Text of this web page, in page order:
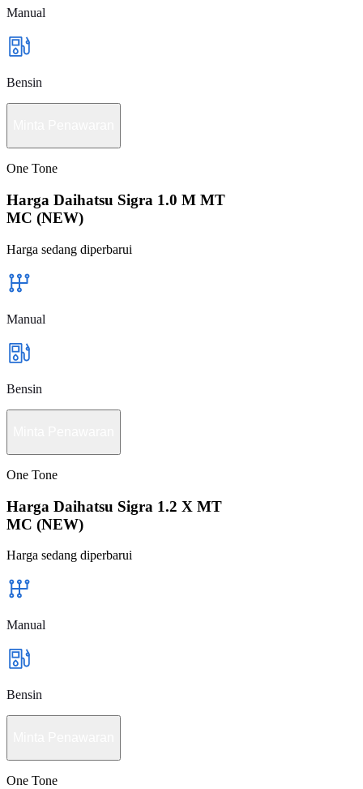
Manual
Bensin
One Tone
Harga Daihatsu Sigra 1.0 M MT
MC (NEW)
Harga sedang diperbarui
Manual
Bensin
One Tone
Harga Daihatsu Sigra 1.2 X MT
MC (NEW)
Harga sedang diperbarui
Manual
Bensin
One Tone